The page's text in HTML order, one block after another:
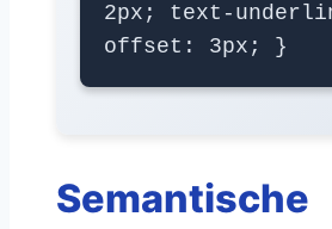
2px; text-
offset: 3px; }
Semantische